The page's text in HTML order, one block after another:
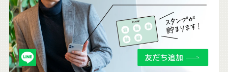
ら
も
チ